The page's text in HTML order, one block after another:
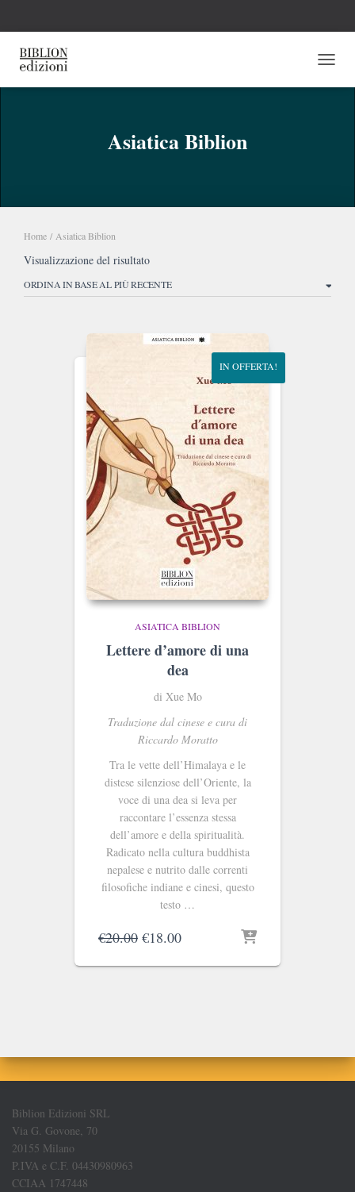
Asiatica Biblion
Home / Asiatica Biblion
Visualizzazione del risultato
IN OFFERTA!
ASIATICA BIBLION
Lettere d’amore di una
dea
di Xue Mo
Traduzione dal cinese e cura di
Riccardo Moratto
Tra le vette dell’Himalaya e le
distese silenziose dell’Oriente, la
voce di una dea si leva per
raccontare l’essenza stessa
dell’amore e della spiritualità.
Radicato nella cultura buddhista
nepalese e nutrito dalle correnti
filosofiche indiane e cinesi, questo
testo …
€20.00 Il
originale
€18.00Il
attuale
Biblion Edizioni SRL
Via G. Govone, 70
20155 Milano
P.IVA e C.F. 04430980963
CCIAA 1747448